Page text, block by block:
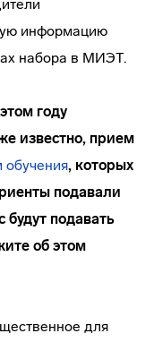
информацию
набора в МИЭТ.
году
известно, прием
обучения, которых
подавали
будут подавать
об этом
для